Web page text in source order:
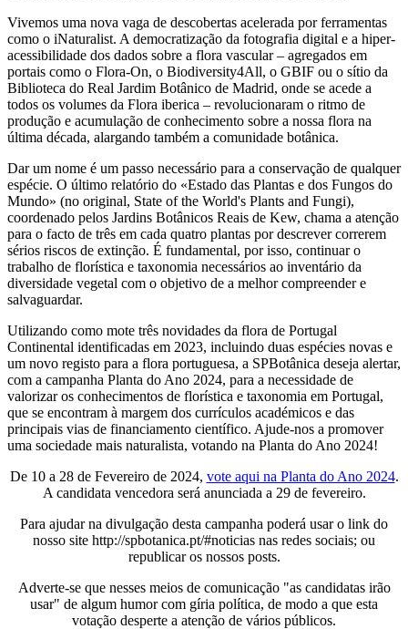
Vivemos uma nova vaga de descobertas acelerada por ferramentas
como o iNaturalist. A democratização da fotografia digital e a hiper-
acessibilidade dos dados sobre a flora vascular – agregados em
portais como o Flora-On, o Biodiversity4All, o GBIF ou o sítio da
Biblioteca do Real Jardim Botânico de Madrid, onde se acede a
todos os volumes da Flora iberica – revolucionaram o ritmo de
produção e acumulação de conhecimento sobre a nossa flora na
última década, alargando também a comunidade botânica.
Dar um nome é um passo necessário para a conservação de qualquer
espécie. O último relatório do «Estado das Plantas e dos Fungos do
Mundo» (no original, State of the World's Plants and Fungi),
coordenado pelos Jardins Botânicos Reais de Kew, chama a atenção
para o facto de três em cada quatro plantas por descrever correrem
sérios riscos de extinção. É fundamental, por isso, continuar o
trabalho de florística e taxonomia necessários ao inventário da
diversidade vegetal com o objetivo de a melhor compreender e
salvaguardar.
Utilizando como mote três novidades da flora de Portugal
Continental identificadas em 2023, incluindo duas espécies novas e
um novo registo para a flora portuguesa, a SPBotânica deseja alertar,
com a campanha Planta do Ano 2024, para a necessidade de
valorizar os conhecimentos de florística e taxonomia em Portugal,
que se encontram à margem dos currículos académicos e das
principais vias de financiamento científico. Ajude-nos a promover
uma sociedade mais naturalista, votando na Planta do Ano 2024!
De 10 a 28 de Fevereiro de 2024, vote aqui na Planta do Ano 2024.
A candidata vencedora será anunciada a 29 de fevereiro.
Para ajudar na divulgação desta campanha poderá usar o link do
nosso site http://spbotanica.pt/#noticias nas redes sociais; ou
republicar os nossos posts.
Adverte-se que nesses meios de comunicação "as candidatas irão
usar" de algum humor com gíria política, de modo a que esta
votação desperte a atenção de vários públicos.